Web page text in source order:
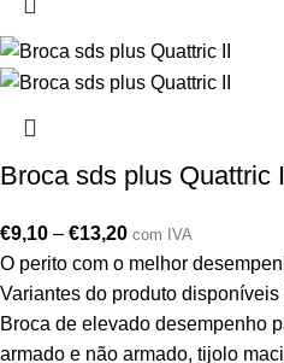
Broca sds plus Quattric
€9,10 – €13,20 com IVA
O perito com o melhor
Variantes do produto
Broca de elevado desempenho
armado e não armado, tijolo